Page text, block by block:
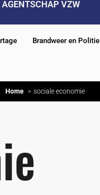
VZW
Brandweer en Politie
Home sociale economie